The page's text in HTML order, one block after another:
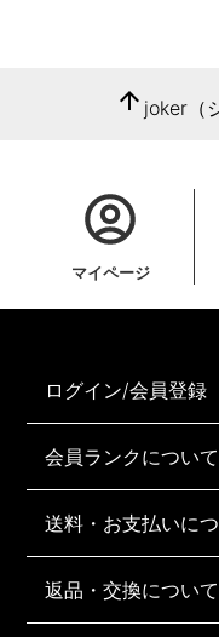
arrow_upward joker（
マイページ
ログイン/会員登録
会員ランクについて
送料・お支払いに
返品・交換について